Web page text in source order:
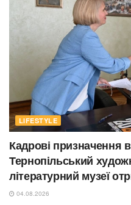
LIFESTYLE
Кадрові призначення в
Тернопільський
літературний музеї
04.08.2026